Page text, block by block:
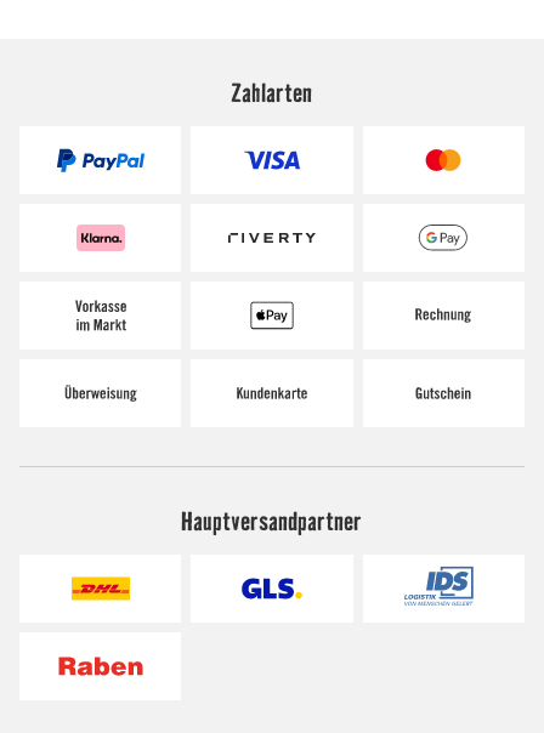
Zahlarten
Hauptversandpartner